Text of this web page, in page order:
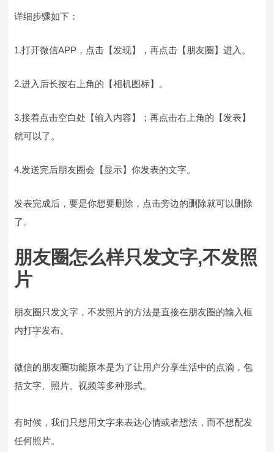
详细步骤如下：
1.打开微信APP，点击【发现】，再点击【朋友圈】进入。
2.进入后长按右上角的【相机图标】。
3.接着点击空白处【输入内容】；再点击右上角的【发表】
就可以了。
4.发送完后朋友圈会【显示】你发表的文字。
发表完成后，要是你想要删除，点击旁边的删除就可以删除
了。
朋友圈怎么样只发文字,不发照
片
朋友圈只发文字，不发照片的方法是直接在朋友圈的输入框
内打字发布。
微信的朋友圈功能原本是为了让用户分享生活中的点滴，包
括文字、照片、视频等多种形式。
有时候，我们只想用文字来表达心情或者想法，而不想配发
任何照片。